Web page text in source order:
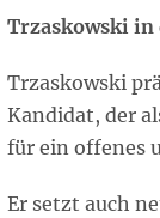
Trzaskowski in
Trzaskowski
Kandidat, der
für ein offenes
Er setzt auch